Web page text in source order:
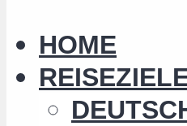
HOME